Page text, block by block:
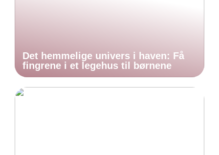
Det hemmelige univers i haven: Få
fingrene i et legehus til børnene